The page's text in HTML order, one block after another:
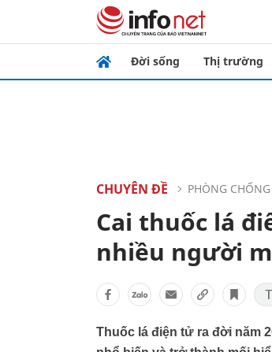
Đời sống Thị trường
CHUYÊN ĐỀ PHÒNG
Cai thuốc lá
nhiều người
Thuốc lá điện tử ra đời năm